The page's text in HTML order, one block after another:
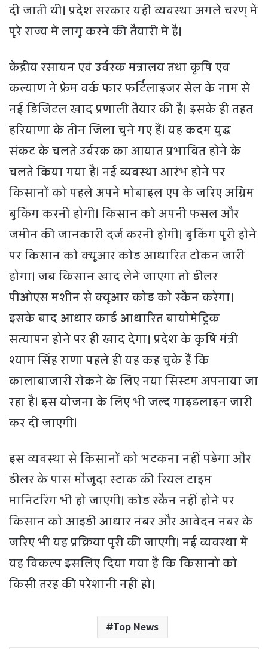
दी जाती थी। प्रदेश सरकार यही व्यवस्था अगले चरण् में
पूरे राज्य में लागू करने की तैयारी में है।
केंद्रीय रसायन एवं उर्वरक मंत्रालय तथा कृषि एवं
कल्याण ने फ्रेम वर्क फार फर्टिलाइजर सेल के नाम से
नई डिजिटल खाद प्रणाली तैयार की है। इसके ही तहत
हरियाणा के तीन जिला चुने गए हैं। यह कदम युद्ध
संकट के चलते उर्वरक का आयात प्रभावित होने के
चलते किया गया है। नई व्यवस्था आरंभ होने पर
किसानों को पहले अपने मोबाइल एप के जरिए अग्रिम
बुकिंग करनी होगी। किसान को अपनी फसल और
जमीन की जानकारी दर्ज करनी होगी। बुकिंग पूरी होने
पर किसान को क्यूआर कोड आधारित टोकन जारी
होगा। जब किसान खाद लेने जाएगा तो डीलर
पीओएस मशीन से क्यूआर कोड को स्कैन करेगा।
इसके बाद आधार कार्ड आधारित बायोमेट्रिक
सत्यापन होने पर ही खाद देगा। प्रदेश के कृषि मंत्री
श्याम सिंह राणा पहले ही यह कह चुके हैं कि
कालाबाजारी रोकने के लिए नया सिस्टम अपनाया जा
रहा है। इस योजना के लिए भी जल्द गाइडलाइन जारी
कर दी जाएगी।
इस व्यवस्था से किसानों को भटकना नहीं पड़ेगा और
डीलर के पास मौजूदा स्टाक की रियल टाइम
मानिटरिंग भी हो जाएगी। कोड स्कैन नहीं होने पर
किसान को आइडी आधार नंबर और आवेदन नंबर के
जरिए भी यह प्रक्रिया पूरी की जाएगी। नई व्यवस्था में
यह विकल्प इसलिए दिया गया है कि किसानों को
किसी तरह की परेशानी नही हो।
Top News